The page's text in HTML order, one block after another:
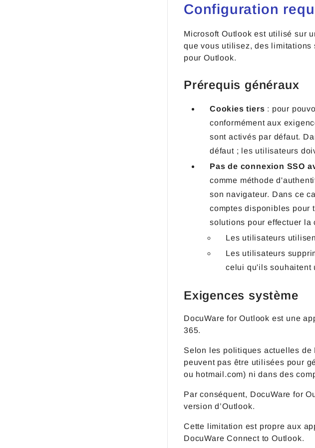
Configuration
Microsoft Outlook est utilisé sur
que vous utilisez, des
pour Outlook.
Prérequis généraux
Cookies tiers : pour
conformément aux
sont activés par défaut.
défaut ; les utilisateurs
Pas de connexion SSO
comme méthode
son navigateur. Dans ce
comptes disponibles pour
solutions pour effectuer la
Les utilisateurs
Les utilisateurs
celui qu'ils souhaitent
Exigences système
DocuWare for Outlook est une
365.
Selon les politiques actuelles de
peuvent pas être utilisées pour
ou hotmail.com) ni dans des
Par conséquent, DocuWare for
version d’Outlook.
Cette limitation est propre aux
DocuWare Connect to Outlook.